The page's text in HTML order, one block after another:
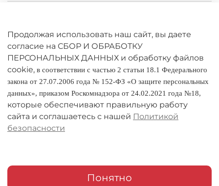
Оферта
Политика конфиденциальности
Оплата и доставка
Условия обмена и возврата
Реквизиты
Продолжая использовать наш сайт, вы даете
согласие на СБОР И ОБРАБОТКУ
ПЕРСОНАЛЬНЫХ ДАННЫХ и обработку файлов
cookie, в соответствии с частью 2 статьи 18.1 Федерального
закона от 27.07.2006 года № 152-ФЗ «О защите персональных
данных», приказом Роскомнадзора от 24.02.2021 года №18,
которые обеспечивают правильную работу
сайта и соглашаетесь с нашей Политикой
безопасности
Понятно